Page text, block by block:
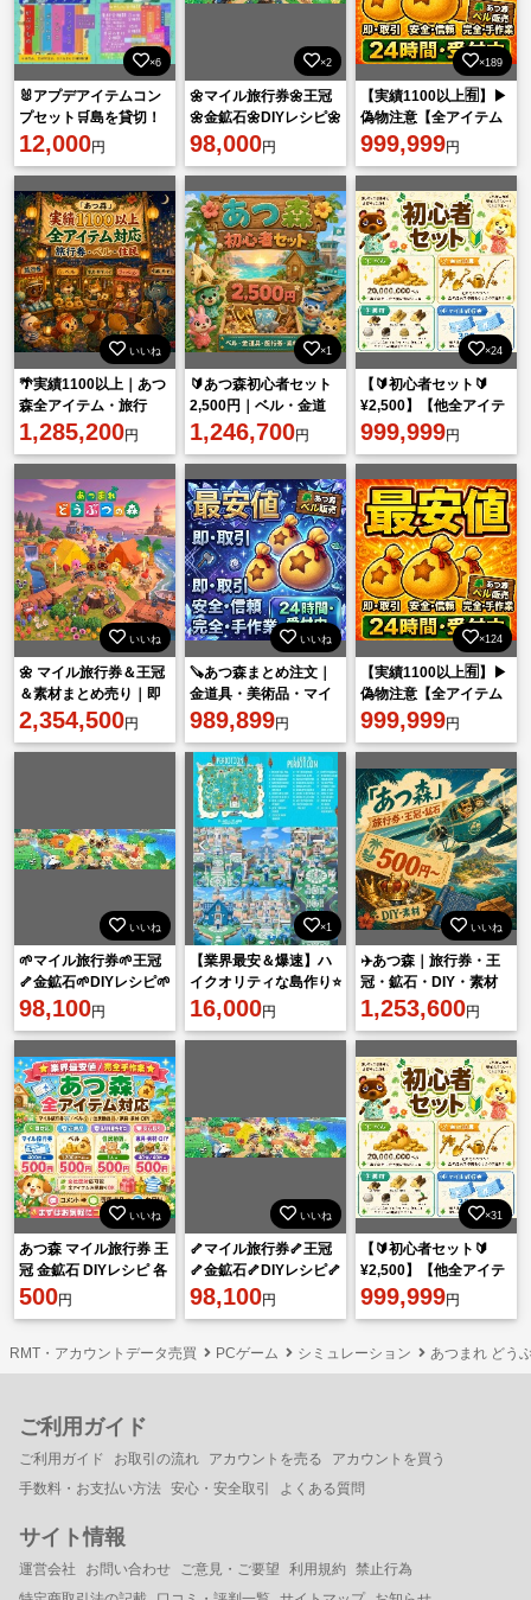
×6
🐰アプデアイテムコン
プセット🛒島を貸切！
わくわく取り放題✨🌸
12,000円
×2
🌼マイル旅行券🌼王冠
🌼金鉱石🌼DIYレシピ🌼
各種素材🌼
98,000円
×189
【実績1100以上🈶】▶︎
偽物注意【全アイテム
対応⭕️】マイル旅行券
✈️ ベル💰住民勧誘 🧸
999,999円
いいね
🌴実績1100以上｜あつ
森全アイテム・旅行
券・ベル・住民勧誘
1,285,200円
×1
🔰あつ森初心者セット
2,500円｜ベル・金道
具・旅行券・素材
1,246,700円
×24
【🔰初心者セット🔰
¥2,500】【他全アイテ
ム対応⭕️】
999,999円
いいね
🌼 マイル旅行券＆王冠
＆素材まとめ売り｜即
日発送対応
2,354,500円
いいね
🪚あつ森まとめ注文｜
金道具・美術品・マイ
ル券・住民
989,899円
×124
【実績1100以上🈶】▶︎
偽物注意【全アイテム
対応⭕️】マイル旅行券
✈️ ベル💰住民勧誘 🧸
999,999円
いいね
🌱マイル旅行券🌱王冠
🦴金鉱石🌱DIYレシピ🌱
各種素材🌱
98,100円
×1
【業界最安＆爆速】ハ
イクオリティな島作り⭐
安心の手作業⭐Switch2
対応可
16,000円
いいね
✈️あつ森｜旅行券・王
冠・鉱石・DIY・素材
500円〜
1,253,600円
いいね
あつ森 マイル旅行券 王
冠 金鉱石 DIYレシピ 各
種素材 500円 相談可
500円
いいね
🦴マイル旅行券🦴王冠
🦴金鉱石🦴DIYレシピ🦴
各種素材🦴
98,100円
×31
【🔰初心者セット🔰
¥2,500】【他全アイテ
ム対応⭕️】
999,999円
RMT・アカウントデータ売買 PCゲーム シミュレーション あつまれ どう
ご利用ガイド
ご利用ガイド お取引の流れ アカウントを売る
アカウントを買う
手数料・お支払い方法 安心・安全取引 よくある質問
サイト情報
運営会社 お問い合わせ ご意見・ご要望 利用規約
禁止行為